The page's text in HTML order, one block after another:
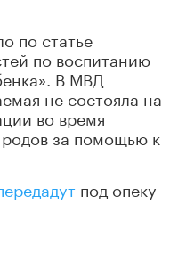
по статье
по воспитанию
В МВД
не состояла на
во время
за помощью к
под опеку